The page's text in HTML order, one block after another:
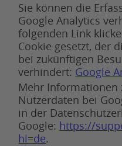
Sie können die
Google Analytics
folgenden Link
Cookie gesetzt, der
bei zukünftigen
verhindert: Google
Mehr Informationen
Nutzerdaten bei
in der
Google: https://
hl=de.